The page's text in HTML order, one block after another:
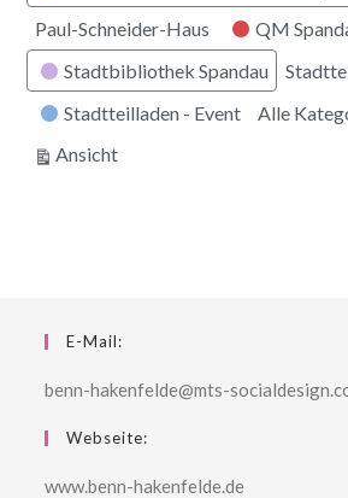
Paul-Schneider-Haus
QM
Stadtbibliothek Spandau
Stadtteilladen - Event
Alle
Ansichtausdrucken
E-Mail:
benn-hakenfelde@mts-
Webseite:
www.benn-hakenfelde.de